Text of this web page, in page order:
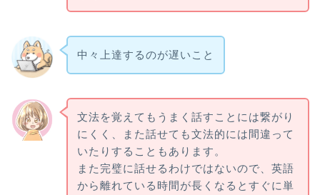
中々上達するのが遅いこと
文法を覚えてもうまく話すことには繋がり
にくく、また話せても文法的には間違って
いたりすることもあります。
また完璧に話せるわけではないので、英語
から離れている時間が長くなるとすぐに単